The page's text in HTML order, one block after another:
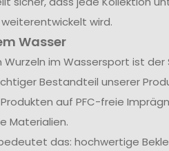
wird.
Wasser
im Wassersport ist der
Bestandteil unserer
auf PFC-freie
Materialien.
das: hochwertige